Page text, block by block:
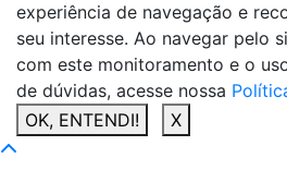
experiência de navegação e
seu interesse. Ao navegar pelo
com este monitoramento e o
de dúvidas, acesse nossa
OK, ENTENDI!
X